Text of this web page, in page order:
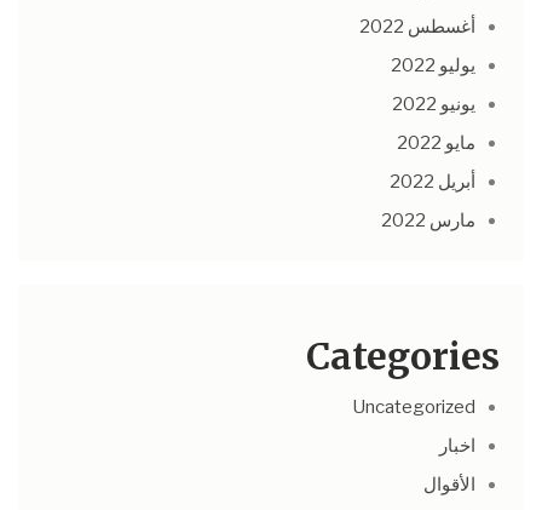
أغسطس 2022
يوليو 2022
يونيو 2022
مايو 2022
أبريل 2022
مارس 2022
Categories
Uncategorized
اخبار
الأقوال